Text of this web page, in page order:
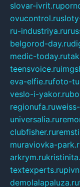
slovar-ivrit.ru
ovucontrol.ru
ru-industriya.ru
belgorod-day.ru
medic-today.ru
teensvoice.ru
eva-elfie.rufoto-
veslo-i-yakor.ru
regionufa.ru
universalia.ru
clubfisher.ru
muraviovka-
arkrym.ru
textexperts.ru
demolalapaluza.ru